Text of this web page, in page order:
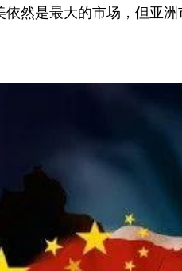
然是最大的市场，但亚